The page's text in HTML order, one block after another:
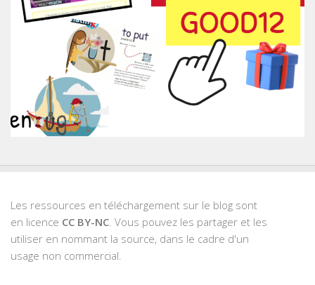
Les ressources en téléchargement sur le blog sont
en licence CC BY-NC . Vous pouvez les partager et les
utiliser en nommant la source, dans le cadre d'un
usage non commercial.